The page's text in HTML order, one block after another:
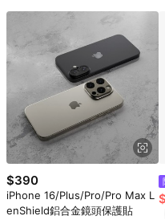
$390
iPhone 16/Plus/Pro/Pro Max L
enShield鋁合金鏡頭保護貼